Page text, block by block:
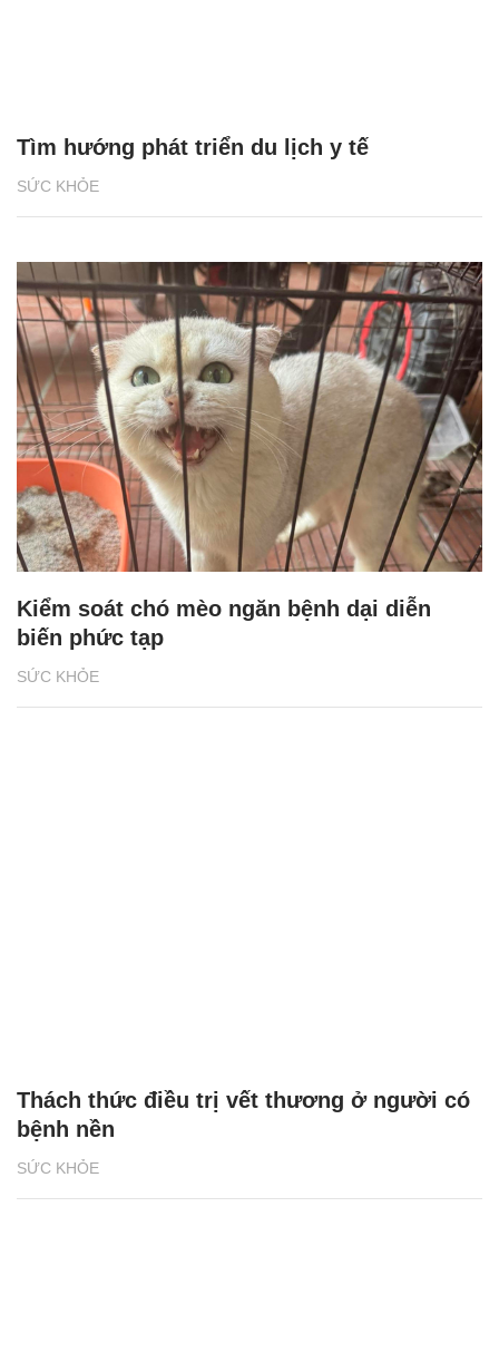
SỨC KHỎE
Tìm hướng phát triển du lịch y tế
SỨC KHỎE
Kiểm soát chó mèo ngăn bệnh dại diễn
biến phức tạp
SỨC KHỎE
Thách thức điều trị vết thương ở người có
bệnh nền